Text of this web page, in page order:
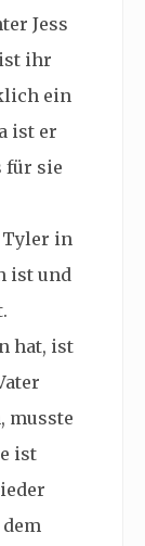
Jess
ihr
ein
ist er
für sie
Tyler in
ist und
hat, ist
musste
ist